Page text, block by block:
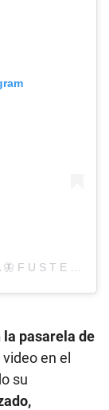
pasarela de
en el
su